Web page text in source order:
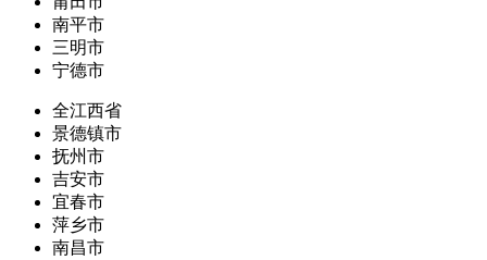
南平市
三明市
宁德市
全江西省
景德镇市
抚州市
吉安市
宜春市
萍乡市
南昌市